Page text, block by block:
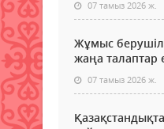
07 тамыз 2026 ж.
Жұмыс
жаңа талаптар
07 тамыз 2026 ж.